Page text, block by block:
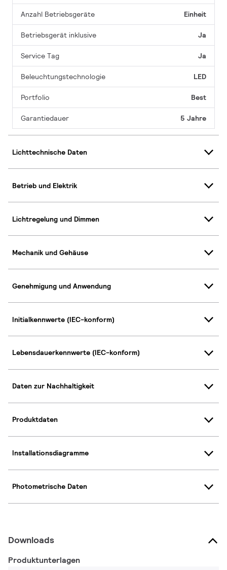
Anzahl Betriebsgeräte Einheit
Betriebsgerät inklusive Ja
Service Tag Ja
Beleuchtungstechnologie LED
Portfolio Best
Garantiedauer 5 Jahre
Lichttechnische Daten
Betrieb und Elektrik
Lichtregelung und Dimmen
Mechanik und Gehäuse
Genehmigung und Anwendung
Initialkennwerte (IEC-konform)
Lebensdauerkennwerte (IEC-konform)
Daten zur Nachhaltigkeit
Produktdaten
Installationsdiagramme
Photometrische Daten
Downloads
Produktunterlagen